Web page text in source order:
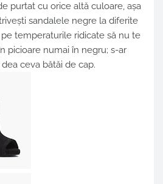
purtat cu orice altă culoare, așa
sandalele negre la diferite
temperaturile ridicate să nu te
picioare numai în negru; s-ar
ceva bătăi de cap.